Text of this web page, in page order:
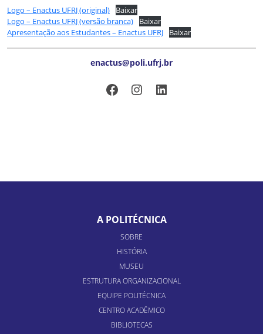
Logo – Enactus UFRJ (original)
Baixar
Logo – Enactus UFRJ (versão branca)
Baixar
Apresentação aos Estudantes – Enactus UFRJ
Baixar
enactus@poli.ufrj.br
Facebook
Instagram
LinkedIn
A POLITÉCNICA
SOBRE
HISTÓRIA
MUSEU
ESTRUTURA ORGANIZACIONAL
EQUIPE POLITÉCNICA
CENTRO ACADÊMICO
BIBLIOTECAS